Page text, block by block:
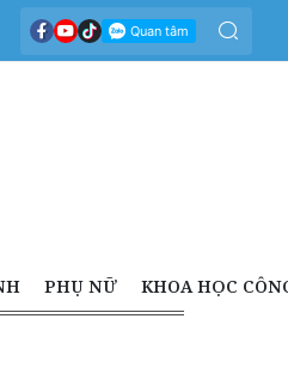
PHỤ NỮ KHOA HỌC